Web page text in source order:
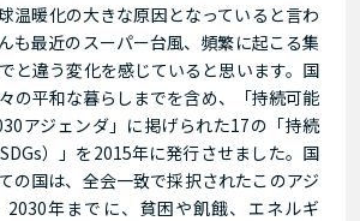
温暖化の大きな原因となっていると言わ
も最近のスーパー台風、頻繁に起こる集
と違う変化を感じていると思います。国
の平和な暮らしまでを含め、「持続可能
アジェンダ」に掲げられた17の「持続
）」を2015年に発行させました。国
の国は、全会一致で採択されたこのアジ
2030年までに、貧困や飢餓、エネルギ